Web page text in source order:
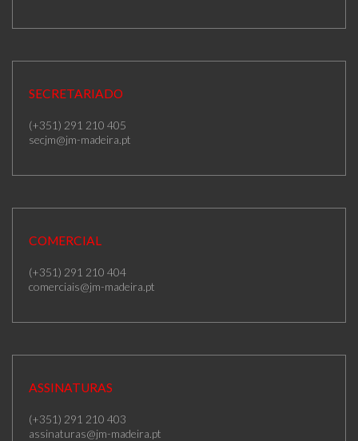
SECRETARIADO
(+351) 291 210 405
secjm@jm-madeira.pt
COMERCIAL
(+351) 291 210 404
comerciais@jm-madeira.pt
ASSINATURAS
(+351) 291 210 403
assinaturas@jm-madeira.pt